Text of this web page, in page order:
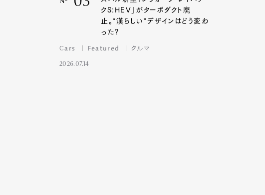
Nº
クS:HEV」がターボダクト廃
止。“漢らしい”デザインはどう変わ
った?
Cars Featured クルマ
2026.07.14